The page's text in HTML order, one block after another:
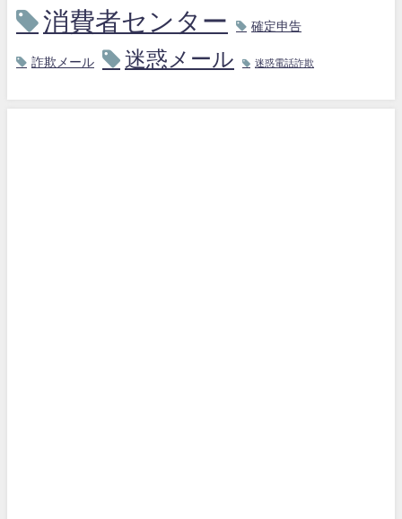
消費者センター 確定申告
詐欺メール 迷惑メール 迷惑電話詐欺